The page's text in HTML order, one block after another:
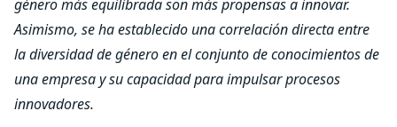
género más equilibrada son más propensas a innovar.
Asimismo, se ha establecido una correlación directa entre
la diversidad de género en el conjunto de conocimientos de
una empresa y su capacidad para impulsar procesos
innovadores.